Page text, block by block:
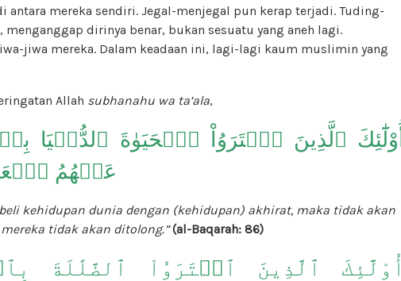
antara mereka sendiri. Jegal-menjegal pun kerap terjadi. Tuding-
dirinya benar, bukan sesuatu yang aneh lagi.
jiwa mereka. Dalam keadaan ini, lagi-lagi kaum muslimin yang
Allah subhanahu wa ta’ala,
أُوْلَٰٓئِكَ ٱلَّذِينَ ٱشۡتَرَوُاْ ٱلۡحَيَوٰةَ ٱلدُّنۡيَا
عَنۡهُمُ
kehidupan dunia dengan (kehidupan) akhirat, maka tidak akan
tidak akan ditolong.”(al-Baqarah: 86)
أُوْلَٰٓئِكَ ٱلَّذِينَ ٱشۡتَرَوُاْ ٱلضَّلَٰلَةَ